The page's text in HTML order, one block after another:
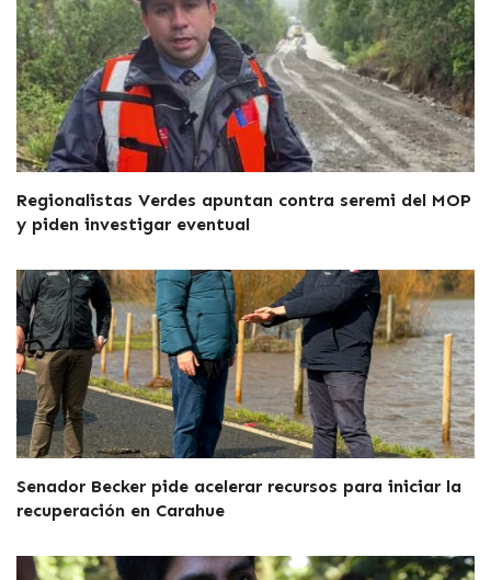
Regionalistas Verdes apuntan contra seremi del MOP
y piden investigar eventual
Senador Becker pide acelerar recursos para iniciar la
recuperación en Carahue